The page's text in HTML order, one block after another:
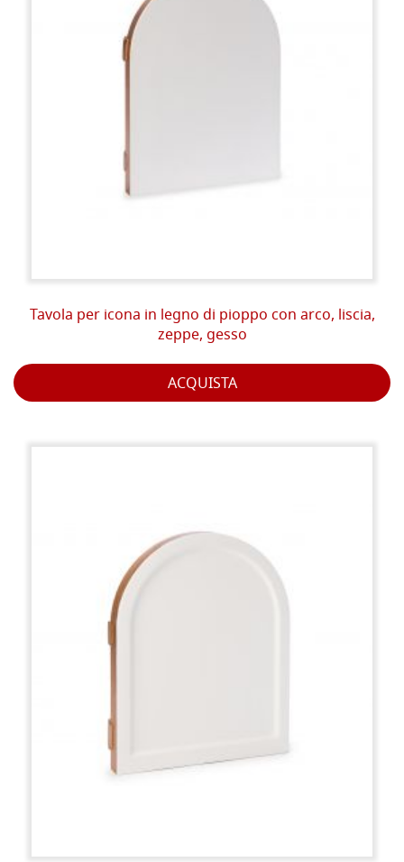
Tavola per icona in legno di pioppo con arco, liscia,
zeppe, gesso
ACQUISTA